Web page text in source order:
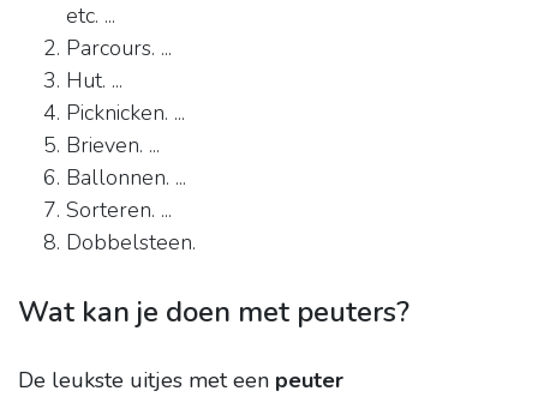
etc. ...
Parcours. ...
Hut. ...
Picknicken. ...
Brieven. ...
Ballonnen. ...
Sorteren. ...
Dobbelsteen.
Wat kan je doen met peuters?
De leukste uitjes met een peuter